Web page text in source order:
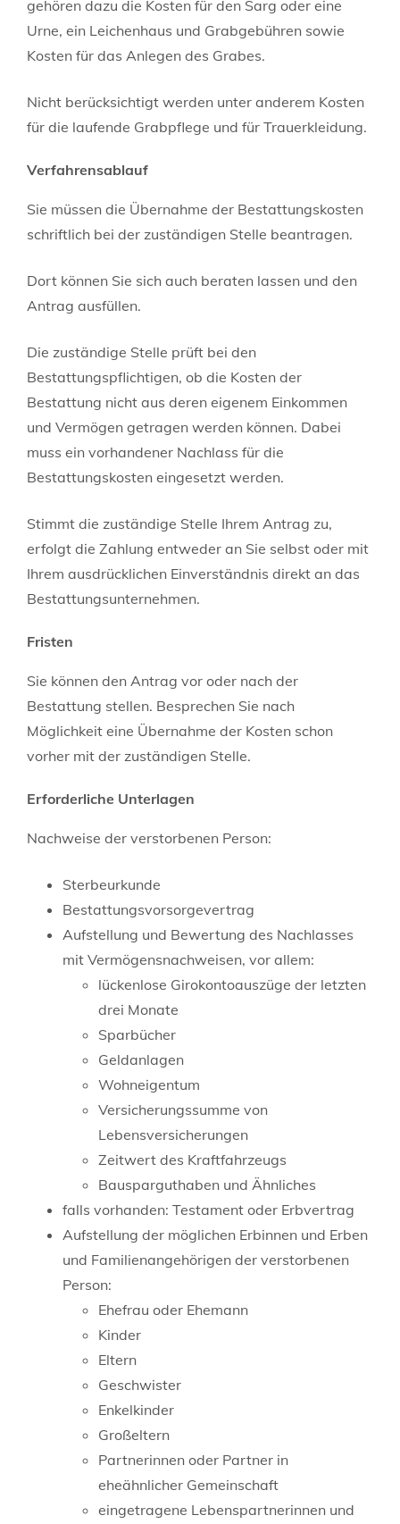
gehören dazu die Kosten für den Sarg oder eine
Urne, ein Leichenhaus und Grabgebühren sowie
Kosten für das Anlegen des Grabes.
Nicht berücksichtigt werden unter anderem Kosten
für die laufende Grabpflege und für Trauerkleidung.
Verfahrensablauf
Sie müssen die Übernahme der Bestattungskosten
schriftlich bei der zuständigen Stelle beantragen.
Dort können Sie sich auch beraten lassen und den
Antrag ausfüllen.
Die zuständige Stelle prüft bei den
Bestattungspflichtigen, ob die Kosten der
Bestattung nicht aus deren eigenem Einkommen
und Vermögen getragen werden können. Dabei
muss ein vorhandener Nachlass für die
Bestattungskosten eingesetzt werden.
Stimmt die zuständige Stelle Ihrem Antrag zu,
erfolgt die Zahlung entweder an Sie selbst oder mit
Ihrem ausdrücklichen Einverständnis direkt an das
Bestattungsunternehmen.
Fristen
Sie können den Antrag vor oder nach der
Bestattung stellen. Besprechen Sie nach
Möglichkeit eine Übernahme der Kosten schon
vorher mit der zuständigen Stelle.
Erforderliche Unterlagen
Nachweise der verstorbenen Person:
Sterbeurkunde
Bestattungsvorsorgevertrag
Aufstellung und Bewertung des Nachlasses
mit Vermögensnachweisen, vor allem:
lückenlose Girokontoauszüge der letzten
drei Monate
Sparbücher
Geldanlagen
Wohneigentum
Versicherungssumme von
Lebensversicherungen
Zeitwert des Kraftfahrzeugs
Bausparguthaben und Ähnliches
falls vorhanden: Testament oder Erbvertrag
Aufstellung der möglichen Erbinnen und Erben
und Familienangehörigen der verstorbenen
Person:
Ehefrau oder Ehemann
Kinder
Eltern
Geschwister
Enkelkinder
Großeltern
Partnerinnen oder Partner in
eheähnlicher Gemeinschaft
eingetragene Lebenspartnerinnen und